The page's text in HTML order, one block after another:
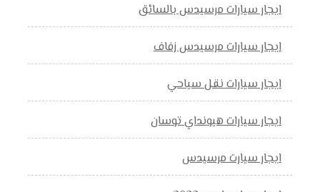
ايجار سيارات مرسيدس بالسائق
ايجار سيارات مرسيدس زفاف
ايجار سيارات نقل سياحي
ايجار سيارات هيونداي توسان
ايجار سيارت مرسيدس